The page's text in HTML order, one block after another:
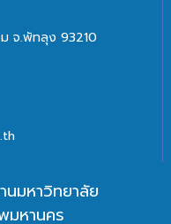
จ.พัทลุง 93210
นมหาวิทยาลัย
หานคร